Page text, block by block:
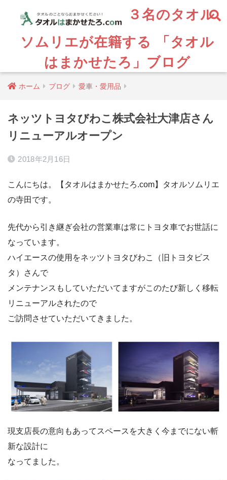
３名のタオル
ソムリエが在籍する 「タオル
はまかせたろ」ブログ
ホーム ブログ 愛車・愛用品
ネッツトヨタびわこ株式会社大津店さん
リニューアルオープン
2018年2月16日
こんにちは。【タオルはまかせたろ.com】タオルソムリエ
の寺田です。
先代から引き継ぎ会社の営業車は常にトヨタ車でお世話に
なっています。
ハイエースの使用をネッツトヨタびわこ（旧トヨタビス
タ）さんで
メンテナンスもしていただいてますがこのたび新しく移転
リニューアルされたので
ご訪問させていただいてきました。
現支店長の意向もあってスペースを大きく今までにない斬
新な設計に
なってました。